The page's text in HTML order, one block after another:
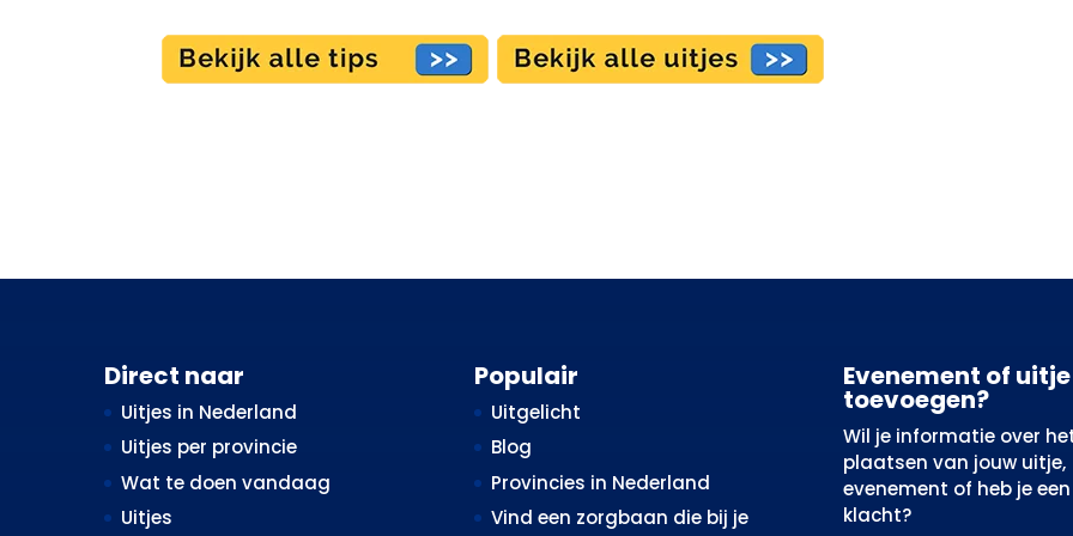
Direct naar
Uitjes in Nederland
Uitjes per provincie
Wat te doen vandaag
Uitjes
Populair
Uitgelicht
Blog
Provincies in Nederland
Vind een zorgbaan die bij je
Evenement of uitje
toevoegen?
Wil je informatie over
plaatsen van jouw uitje,
evenement of heb je een
klacht?